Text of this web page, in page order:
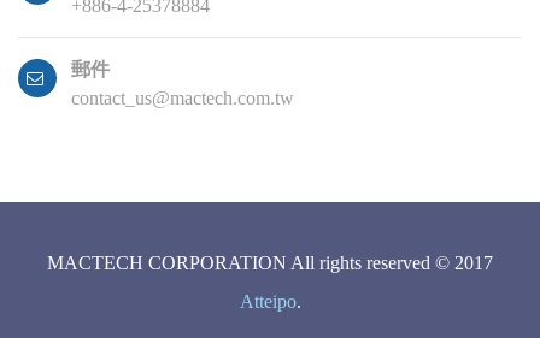
+886-4-25378884
郵件
contact_us@mactech.com.tw
MACTECH CORPORATION All rights reserved © 2017
Atteipo.